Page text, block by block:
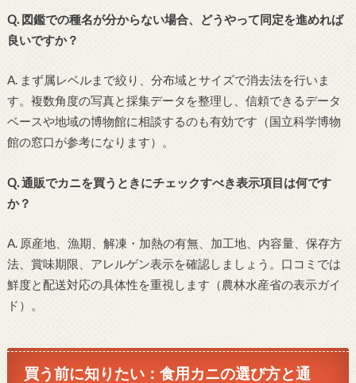
Q. 図鑑での種名が分からない場合、どうやって同定を進めれば
良いですか？
A. まず属レベルまで絞り、分布域とサイズで消去法を行いま
す。複数角度の写真と採集データを整理し、信頼できるデータ
ベースや地域の博物館に相談するのも有効です（国立科学博物
館の窓口が参考になります）。
Q. 通販でカニを買うときにチェックすべき表示項目は何です
か？
A. 原産地、漁期、解凍・加熱の有無、加工地、内容量、保存方
法、賞味期限、アレルゲン表示を確認しましょう。口コミでは
鮮度と配送対応の具体性を重視します（農林水産省の表示ガイ
ド）。
買う前に知りたい：食用カニの選び方と通